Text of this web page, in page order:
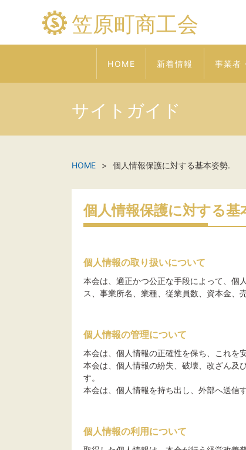
笠原町商工会
HOME 新着情報 事業者
サイトガイド
HOME 個人情報保護に対する基本姿勢.
個人情報保護に対する基
個人情報の取り扱いについて
本会は、適正かつ公正な手段によって、個
ス、事業所名、業種、従業員数、資本金、
個人情報の管理について
本会は、個人情報の正確性を保ち、これを
本会は、個人情報の紛失、破壊、改ざん及
す。
本会は、個人情報を持ち出し、外部へ送信
個人情報の利用について